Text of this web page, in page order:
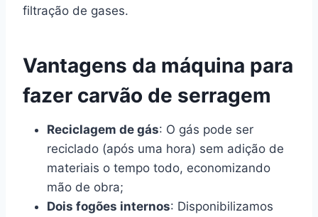
filtração de gases.
Vantagens da máquina para
fazer carvão de serragem
Reciclagem de gás: O gás pode ser
reciclado (após uma hora) sem adição de
materiais o tempo todo, economizando
mão de obra;
Dois fogões internos: Disponibilizamos